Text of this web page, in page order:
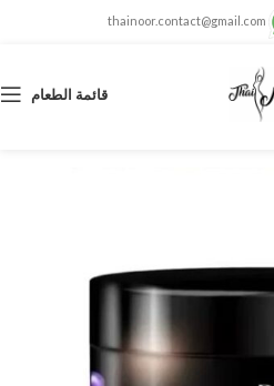
thainoor.contact@gmail.com
قائمة الطعام